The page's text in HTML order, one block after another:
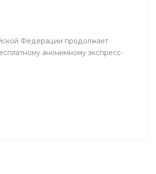
Федерации продолжает
анонимному экспресс-